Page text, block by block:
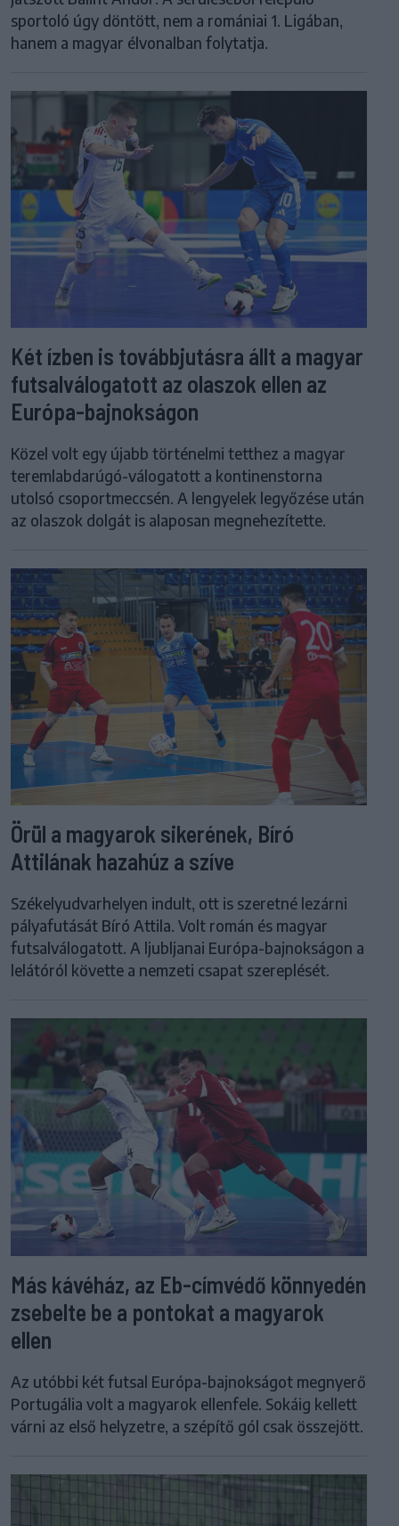
sportoló úgy döntött, nem a romániai 1. Ligában,
hanem a magyar élvonalban folytatja.
Két ízben is továbbjutásra állt a magyar
futsalválogatott az olaszok ellen az
Európa-bajnokságon
Közel volt egy újabb történelmi tetthez a magyar
teremlabdarúgó-válogatott a kontinenstorna
utolsó csoportmeccsén. A lengyelek legyőzése után
az olaszok dolgát is alaposan megnehezítette.
Örül a magyarok sikerének, Bíró
Attilának hazahúz a szíve
Székelyudvarhelyen indult, ott is szeretné lezárni
pályafutását Bíró Attila. Volt román és magyar
futsalválogatott. A ljubljanai Európa-bajnokságon a
lelátóról követte a nemzeti csapat szereplését.
Más kávéház, az Eb-címvédő könnyedén
zsebelte be a pontokat a magyarok
ellen
Az utóbbi két futsal Európa-bajnokságot megnyerő
Portugália volt a magyarok ellenfele. Sokáig kellett
várni az első helyzetre, a szépítő gól csak összejött.